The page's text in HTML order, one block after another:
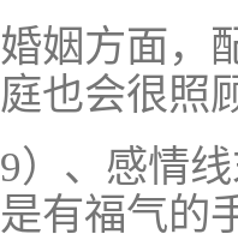
婚姻方面，
庭也会很照
9）、感情
是有福气的